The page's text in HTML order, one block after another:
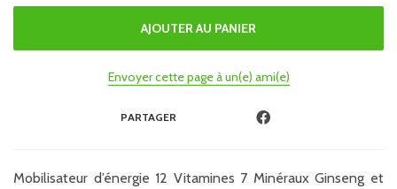
Envoyer cette page à un(e) ami(e)
PARTAGER
Mobilisateur d’énergie 12 Vitamines 7 Minéraux Ginseng et